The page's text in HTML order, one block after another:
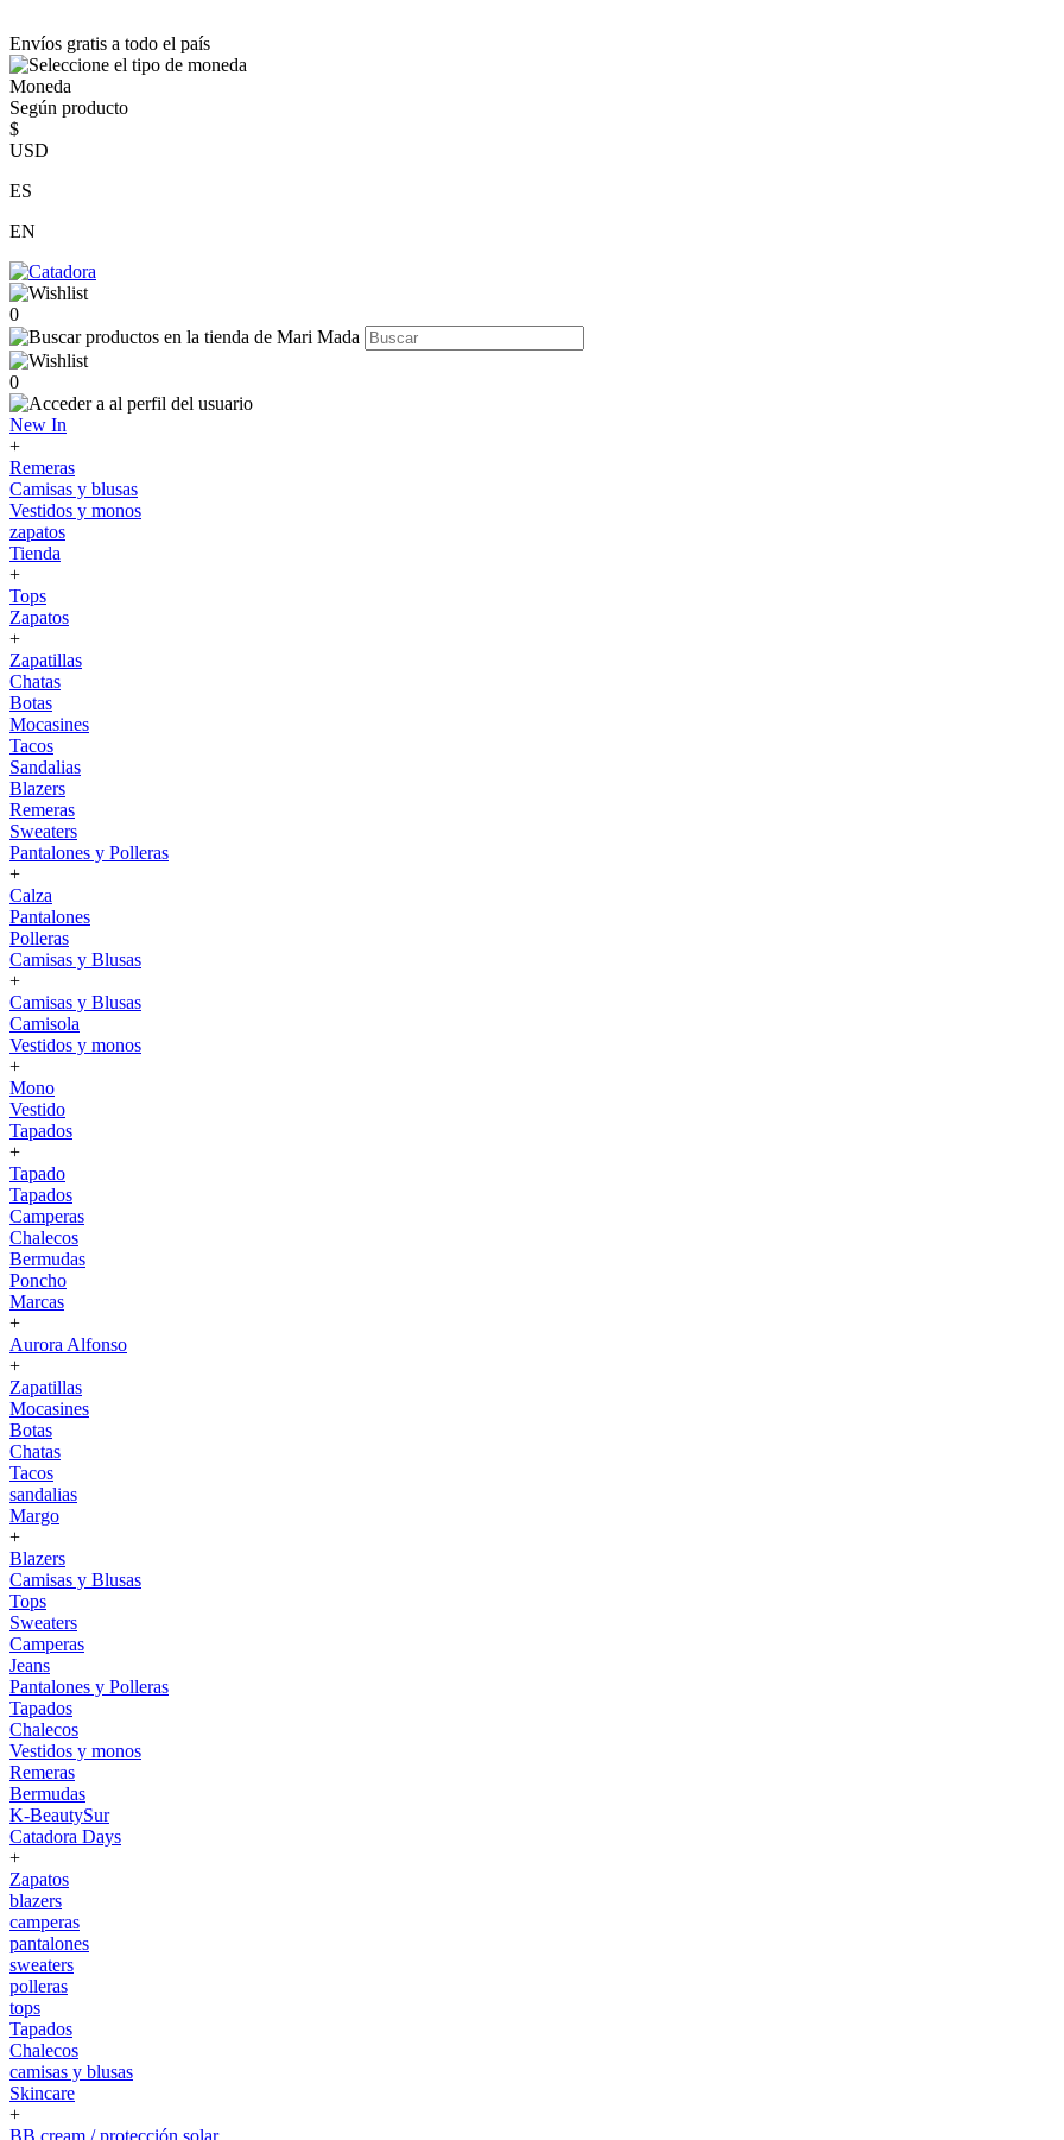
Envíos gratis a todo el país
Moneda
Según producto
$
USD
ES
EN
0
0
New In
+
Remeras
Camisas y blusas
Vestidos y monos
zapatos
Tienda
+
Tops
Zapatos
+
Zapatillas
Chatas
Botas
Mocasines
Tacos
Sandalias
Blazers
Remeras
Sweaters
Pantalones y Polleras
+
Calza
Pantalones
Polleras
Camisas y Blusas
+
Camisas y Blusas
Camisola
Vestidos y monos
+
Mono
Vestido
Tapados
+
Tapado
Tapados
Camperas
Chalecos
Bermudas
Poncho
Marcas
+
Aurora Alfonso
+
Zapatillas
Mocasines
Botas
Chatas
Tacos
sandalias
Margo
+
Blazers
Camisas y Blusas
Tops
Sweaters
Camperas
Jeans
Pantalones y Polleras
Tapados
Chalecos
Vestidos y monos
Remeras
Bermudas
K-BeautySur
Catadora Days
+
Zapatos
blazers
camperas
pantalones
sweaters
polleras
tops
Tapados
Chalecos
camisas y blusas
Skincare
+
BB cream / protección solar